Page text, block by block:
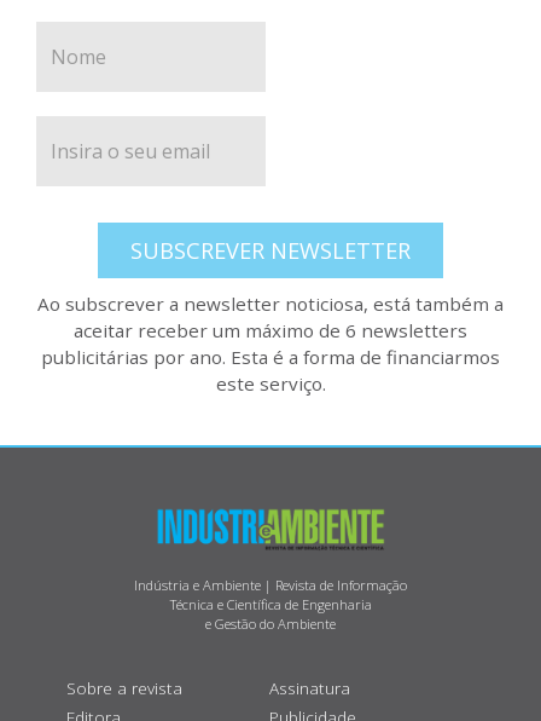
SUBSCREVER NEWSLETTER
Ao subscrever a newsletter noticiosa, está também a
aceitar receber um máximo de 6 newsletters
publicitárias por ano. Esta é a forma de financiarmos
este serviço.
Indústria e Ambiente | Revista de Informação
Técnica e Científica de Engenharia
e Gestão do Ambiente
Sobre a revista
Assinatura